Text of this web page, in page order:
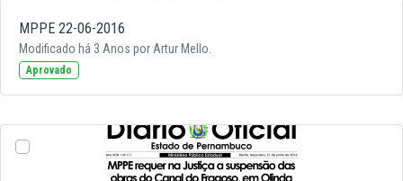
MPPE 22-06-2016
Modificado há 3 Anos por Artur Mello.
Aprovado